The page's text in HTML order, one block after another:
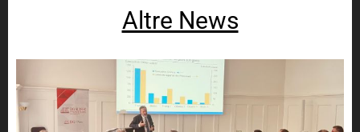
Altre News